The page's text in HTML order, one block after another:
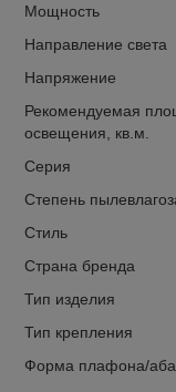
Мощность
Направление света
Напряжение
Рекомендуемая
освещения, кв.м.
Серия
Степень
Стиль
Страна бренда
Тип изделия
Тип крепления
Форма плафона/